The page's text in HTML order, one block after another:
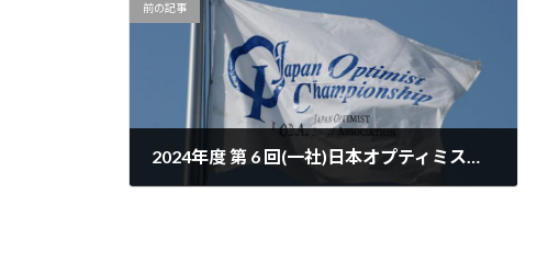
前の記事
2024年度 第 6 回(一社)日本オプティミストディンギー協会理事会議事録